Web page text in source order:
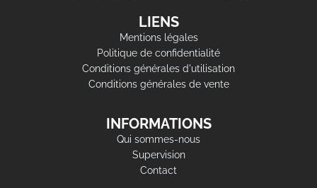
LIENS
Mentions légales
Politique de confidentialité
Conditions générales d'utilisation
Conditions générales de vente
INFORMATIONS
Qui sommes-nous
Supervision
Contact